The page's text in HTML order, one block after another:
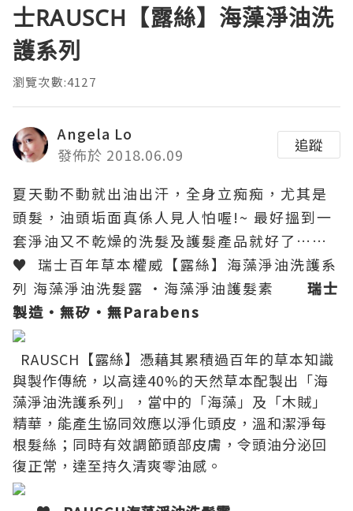
士RAUSCH【露絲】海藻淨油洗
護系列
瀏覽次數:4127
Angela Lo
發佈於 2018.06.09
追蹤
夏天動不動就出油出汗，全身立痴痴，尤其是
頭髮，油頭垢面真係人見人怕喔!~ 最好搵到一
套淨油又不乾燥的洗髮及護髮產品就好了 ……
♥ 瑞士百年草本權威【露絲】海藻淨油洗護系
列 海藻淨油洗髮露 ‧海藻淨油護髮素
瑞士
製造‧無矽‧無Parabens
RAUSCH 【露絲】憑藉其累積過百年的草本知識
與製作傳統，以高達40%的天然草本配製出「海
藻淨油洗護系列」，當中的「海藻」及「木賊」
精華，能產生協同效應以淨化頭皮，溫和潔淨每
根髮絲；同時有效調節頭部皮膚，令頭油分泌回
復正常，達至持久清爽零油感。